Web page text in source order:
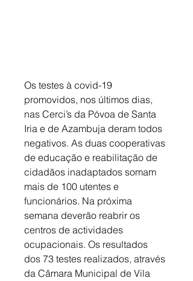
Os testes à covid-19
promovidos, nos últimos dias,
nas Cerci’s da Póvoa de Santa
Iria e de Azambuja deram todos
negativos. As duas cooperativas
de educação e reabilitação de
cidadãos inadaptados somam
mais de 100 utentes e
funcionários. Na próxima
semana deverão reabrir os
centros de actividades
ocupacionais. Os resultados
dos 73 testes realizados, através
da Câmara Municipal de Vila